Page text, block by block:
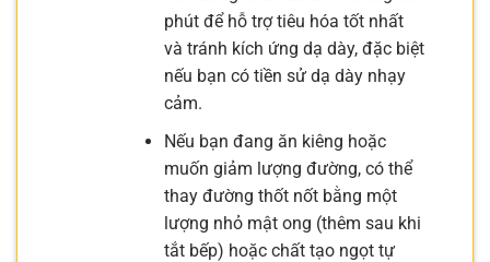
phút để hỗ trợ tiêu hóa tốt nhất
và tránh kích ứng dạ dày, đặc biệt
nếu bạn có tiền sử dạ dày nhạy
cảm.
Nếu bạn đang ăn kiêng hoặc
muốn giảm lượng đường, có thể
thay đường thốt nốt bằng một
lượng nhỏ mật ong (thêm sau khi
tắt bếp) hoặc chất tạo ngọt tự